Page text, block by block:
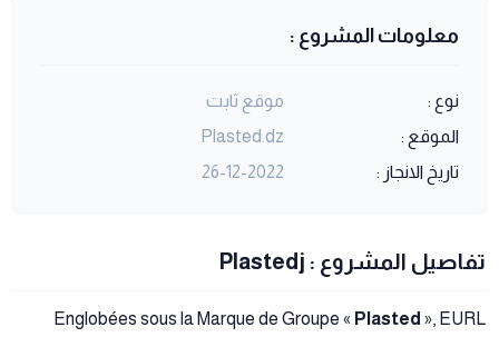
معلومات المشروع :
نوع :
موقع ثابت
الموقع :
Plasted.dz
تاريخ الانجاز :
26-12-2022
تفاصيل المشروع : Plastedj
Englobées sous la Marque de Groupe « Plasted », EURL